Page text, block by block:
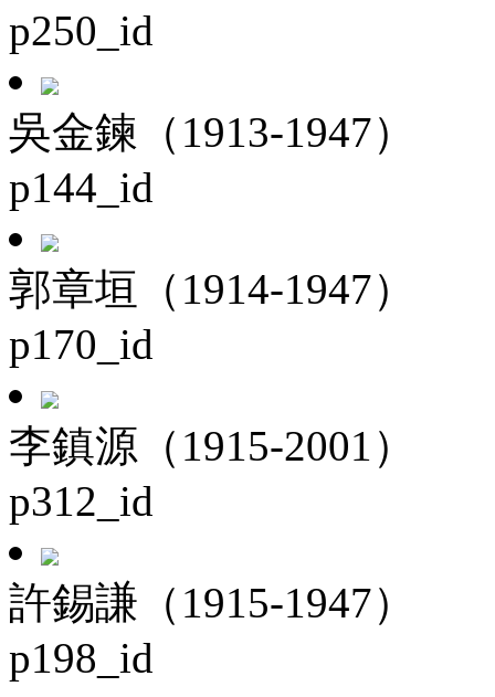
p250_id
吳金鍊（1913-1947）
p144_id
郭章垣（1914-1947）
p170_id
李鎮源（1915-2001）
p312_id
許錫謙（1915-1947）
p198_id